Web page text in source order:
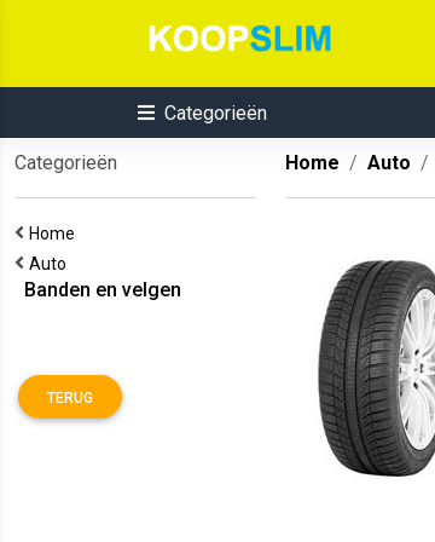
Categorieën
Categorieën
Home
Auto
Banden en velgen
TERUG
Home Auto